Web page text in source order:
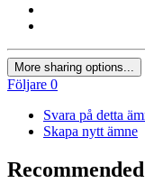
More sharing options...
Följare 0
Svara på detta
Skapa nytt ämne